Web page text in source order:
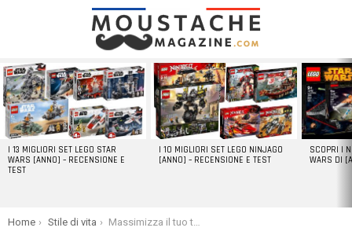
LATEST
STORIES
I 13 MIGLIORI SET LEGO STAR
WARS [ANNO] – RECENSIONE E
TEST
I 10 MIGLIORI SET LEGO NINJAGO
[ANNO] – RECENSIONE E TEST
SCOPRI I
WARS DI
You are here:
Home Stile di vita Massimizza il tuo tempo libero: attività divertenti per bilanciare la vita professionale e personale